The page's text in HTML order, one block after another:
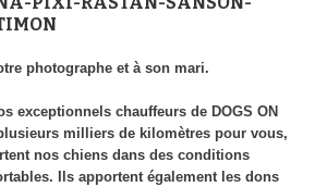
photographe et à son mari.
exceptionnels chauffeurs de DOGS ON
milliers de kilomètres pour vous,
nos chiens dans des conditions
Ils apportent également les dons